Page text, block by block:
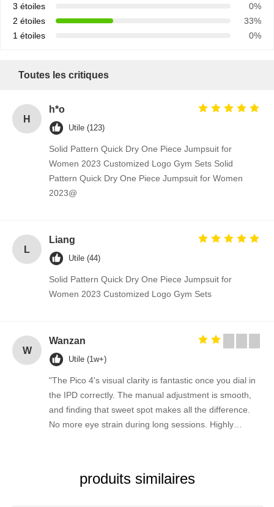
3 étoiles
0%
2 étoiles
33%
1 étoiles
0%
Toutes les critiques
H
h*o
Utile (123)
Solid Pattern Quick Dry One Piece Jumpsuit for
Women 2023 Customized Logo Gym Sets Solid
Pattern Quick Dry One Piece Jumpsuit for Women
2023@
L
Liang
Utile (44)
Solid Pattern Quick Dry One Piece Jumpsuit for
Women 2023 Customized Logo Gym Sets
W
Wanzan
Utile (1w+)
"The Pico 4's visual clarity is fantastic once you dial in
the IPD correctly. The manual adjustment is smooth,
and finding that sweet spot makes all the difference.
No more eye strain during long sessions. Highly
finding that sweet spot makes all the difference. No
produits similaires